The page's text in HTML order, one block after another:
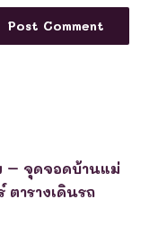
– จุดจอดบ้านแม่
ตารางเดินรถ